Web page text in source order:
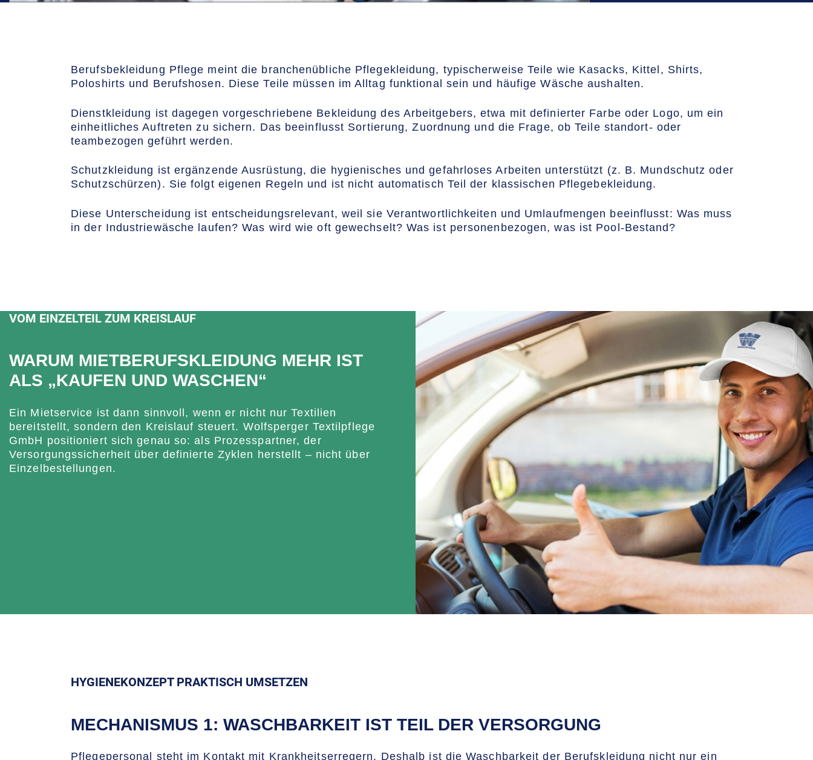
Berufsbekleidung Pflege meint die branchenübliche Pflegekleidung, typischerweise Teile wie Kasacks, Kittel, Shirts,
Poloshirts und Berufshosen. Diese Teile müssen im Alltag funktional sein und häufige Wäsche aushalten.
Dienstkleidung ist dagegen vorgeschriebene Bekleidung des Arbeitgebers, etwa mit definierter Farbe oder Logo, um ein
einheitliches Auftreten zu sichern. Das beeinflusst Sortierung, Zuordnung und die Frage, ob Teile standort- oder
teambezogen geführt werden.
Schutzkleidung ist ergänzende Ausrüstung, die hygienisches und gefahrloses Arbeiten unterstützt (z. B. Mundschutz oder
Schutzschürzen). Sie folgt eigenen Regeln und ist nicht automatisch Teil der klassischen Pflegebekleidung.
Diese Unterscheidung ist entscheidungsrelevant, weil sie Verantwortlichkeiten und Umlaufmengen beeinflusst: Was muss
in der Industriewäsche laufen? Was wird wie oft gewechselt? Was ist personenbezogen, was ist Pool-Bestand?
VOM EINZELTEIL ZUM KREISLAUF
WARUM MIETBERUFSKLEIDUNG MEHR IST
ALS „KAUFEN UND WASCHEN“
Ein Mietservice ist dann sinnvoll, wenn er nicht nur Textilien
bereitstellt, sondern den Kreislauf steuert. Wolfsperger Textilpflege
GmbH positioniert sich genau so: als Prozesspartner, der
Versorgungssicherheit über definierte Zyklen herstellt – nicht über
Einzelbestellungen.
HYGIENEKONZEPT PRAKTISCH UMSETZEN
MECHANISMUS 1: WASCHBARKEIT IST TEIL DER VERSORGUNG
Pflegepersonal steht im Kontakt mit Krankheitserregern. Deshalb ist die Waschbarkeit der Berufskleidung nicht nur ein